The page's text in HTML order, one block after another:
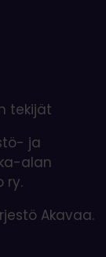
tekijät
ja
alan
ry.
Akavaa.